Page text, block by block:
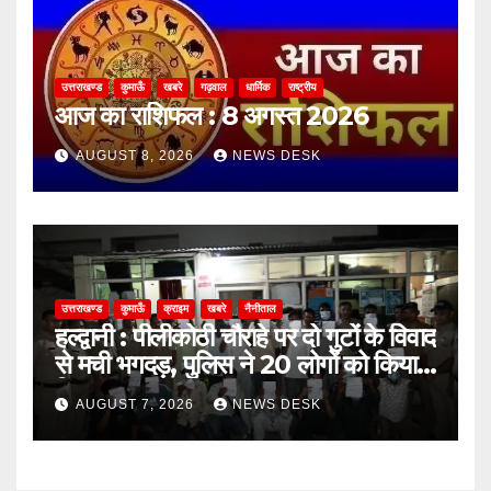
उत्तराखण्ड कुमाऊँ खबरे गढ़वाल धार्मिक राष्ट्रीय
आज का राशिफल : 8 अगस्त 2026
AUGUST 8, 2026 NEWS DESK
उत्तराखण्ड कुमाऊँ क्राइम खबरे नैनीताल
हल्द्वानी : पीलीकोठी चौराहे पर दो गुटों के विवाद
से मची भगदड़, पुलिस ने 20 लोगों को किया
गिरफ्तार
AUGUST 7, 2026 NEWS DESK